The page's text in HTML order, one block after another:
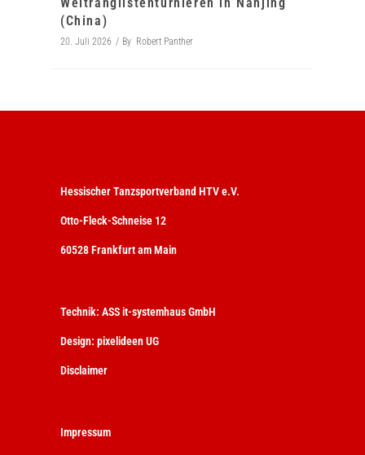
(China)
20. Juli 2026 By Robert Panther
Hessischer Tanzsportverband HTV e.V.
Otto-Fleck-Schneise 12
60528 Frankfurt am Main
Technik: ASS it-systemhaus GmbH
Design: pixelideen UG
Disclaimer
Impressum